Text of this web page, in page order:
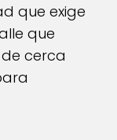
que exige
que
cerca